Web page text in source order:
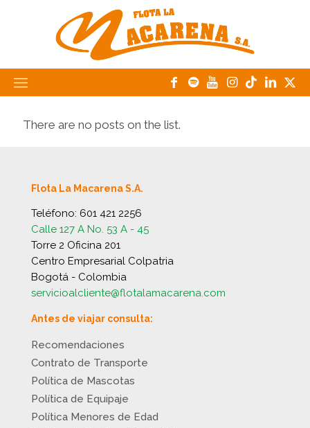
There are no posts on the list.
Flota La Macarena S.A.
Teléfono: 601 421 2256
Calle 127 A No. 53 A - 45
Torre 2 Oficina 201
Centro Empresarial Colpatria
Bogotá - Colombia
servicioalcliente@flotalamacarena.com
Antes de viajar consulta:
Recomendaciones
Contrato de Transporte
Política de Mascotas
Política de Equipaje
Política Menores de Edad